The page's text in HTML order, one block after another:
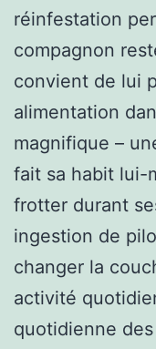
réinfestation
compagnon
convient de lui
alimentation
magnifique –
fait sa habit lui-
frotter durant
ingestion de
changer la
activité
quotidienne